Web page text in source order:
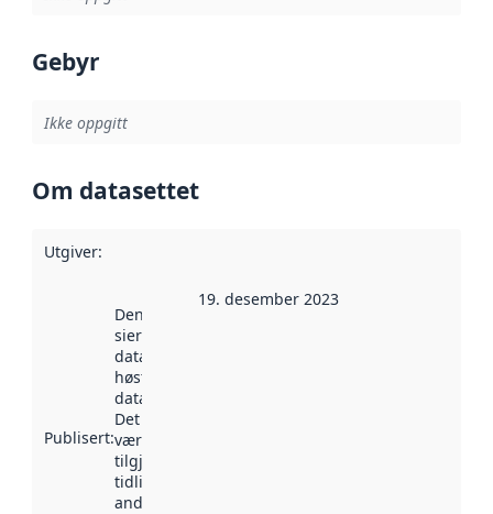
Gebyr
Ikke oppgitt
Om datasettet
Utgiver:
Publisert:
Denne datoen
sier når
datasettet ble
høstet av
data.norge.no.
Det kan ha
vært
tilgjengelig
tidligere
andre steder.
19. desember 2023